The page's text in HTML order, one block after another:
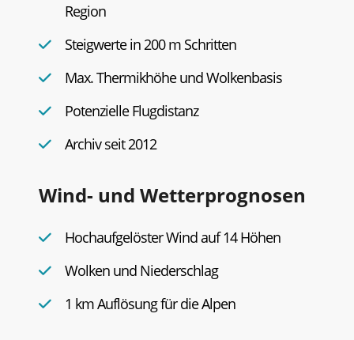
Region
Steigwerte in 200 m Schritten
Max. Thermikhöhe und Wolkenbasis
Potenzielle Flugdistanz
Archiv seit 2012
Wind- und Wetterprognosen
Hochaufgelöster Wind auf 14 Höhen
Wolken und Niederschlag
1 km Auflösung für die Alpen